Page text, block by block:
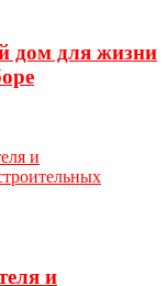
дом для жизни
и